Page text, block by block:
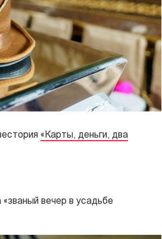
«Карты, деньги, два
вечер в усадьбе